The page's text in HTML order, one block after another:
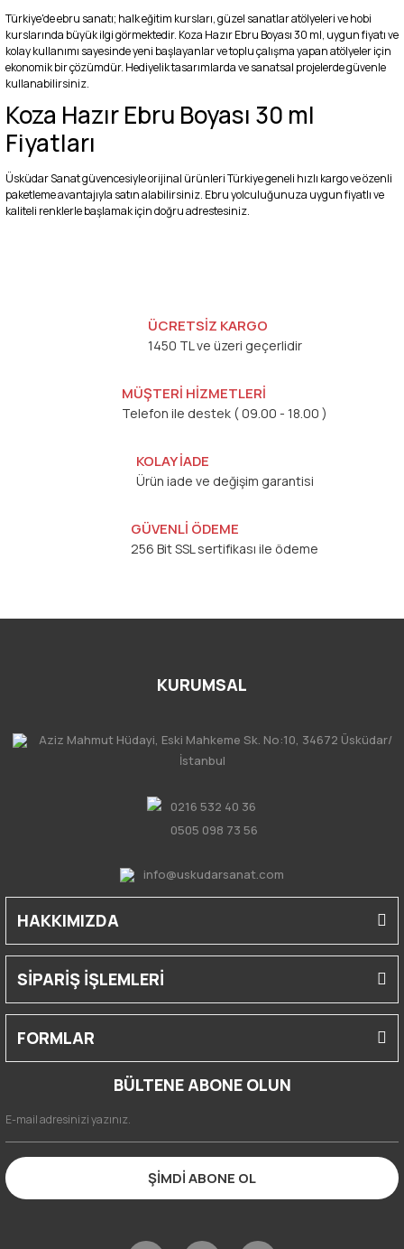
Türkiye'de ebru sanatı; halk eğitim kursları, güzel sanatlar atölyeleri ve hobi
kurslarında büyük ilgi görmektedir. Koza Hazır Ebru Boyası 30 ml, uygun fiyatı ve
kolay kullanımı sayesinde yeni başlayanlar ve toplu çalışma yapan atölyeler için
ekonomik bir çözümdür. Hediyelik tasarımlarda ve sanatsal projelerde güvenle
kullanabilirsiniz.
Koza Hazır Ebru Boyası 30 ml
Fiyatları
Üsküdar Sanat güvencesiyle orijinal ürünleri Türkiye geneli hızlı kargo ve özenli
paketleme avantajıyla satın alabilirsiniz. Ebru yolculuğunuza uygun fiyatlı ve
kaliteli renklerle başlamak için doğru adrestesiniz.
ÜCRETSİZ KARGO
1450 TL ve üzeri geçerlidir
MÜŞTERİ HİZMETLERİ
Telefon ile destek ( 09.00 - 18.00 )
KOLAY İADE
Ürün iade ve değişim garantisi
GÜVENLİ ÖDEME
256 Bit SSL sertifikası ile ödeme
KURUMSAL
Aziz Mahmut Hüdayi, Eski Mahkeme Sk. No:10, 34672 Üsküdar/
İstanbul
0216 532 40 36
0505 098 73 56
info@uskudarsanat.com
HAKKIMIZDA
SİPARİŞ İŞLEMLERİ
FORMLAR
BÜLTENE ABONE OLUN
ŞİMDİ ABONE OL